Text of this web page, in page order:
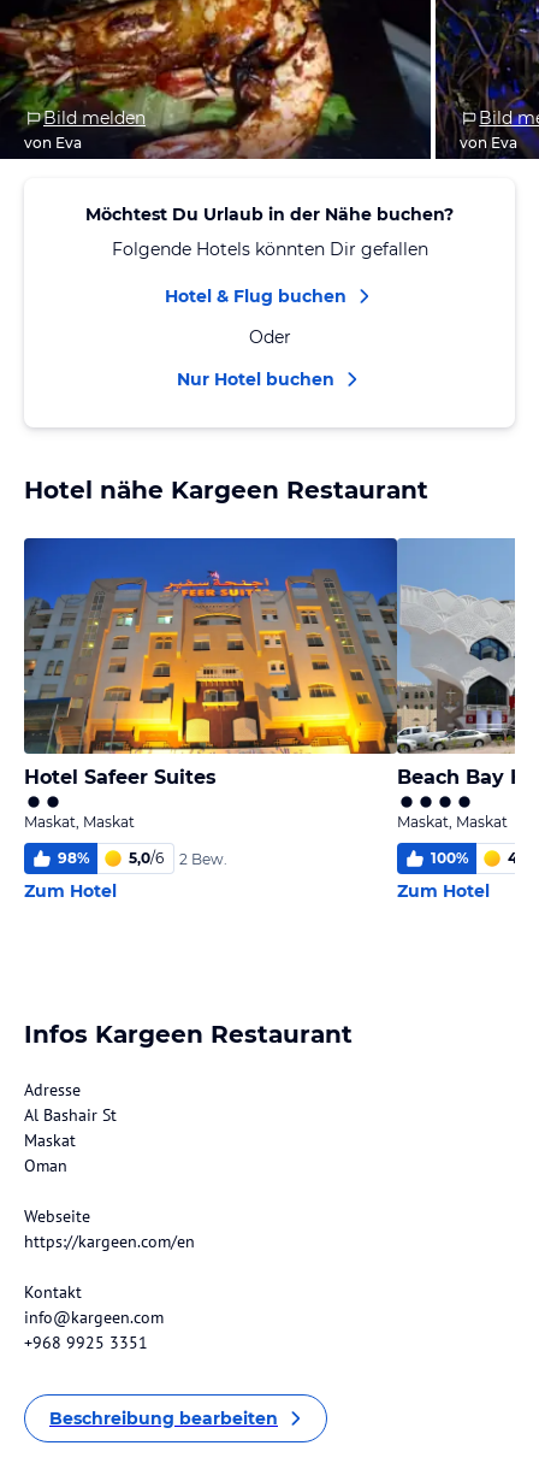
Bild melden
von Eva
Bild
von Eva
Möchtest Du Urlaub in der Nähe buchen?
Folgende Hotels könnten Dir gefallen
Hotel & Flug buchen
Oder
Nur Hotel buchen
Hotel nähe Kargeen Restaurant
Hotel Safeer Suites
Maskat, Maskat
98% 5,0/6 2 Bew.
Zum Hotel
Beach Bay
Maskat, Maskat
100% 4,2
Zum Hotel
Infos Kargeen Restaurant
Adresse
Al Bashair St
Maskat
Oman
Webseite
https://kargeen.com/en
Kontakt
info@kargeen.com
+968 9925 3351
Beschreibung bearbeiten